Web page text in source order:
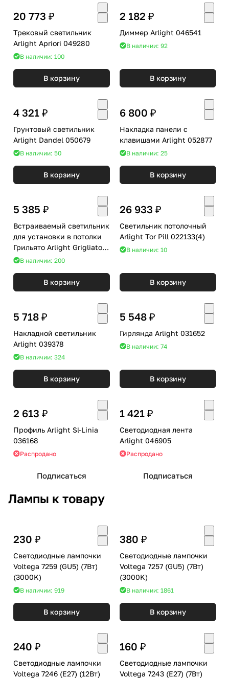
20 773 ₽
Трековый светильник
Arlight Apriori 049280
В наличии: 100
В корзину
2 182 ₽
Диммер Arlight 046541
В наличии: 92
В корзину
4 321 ₽
Грунтовый светильник
Arlight Dandel 050679
В наличии: 50
В корзину
6 800 ₽
Накладка панели с
клавишами Arlight 052877
В наличии: 25
В корзину
5 385 ₽
Встраиваемый светильник
для установки в потолки
Грильято Arlight Grigliato
038335(1)
В наличии: 200
В корзину
26 933 ₽
Светильник потолочный
Arlight Tor Pill 022133(4)
В наличии: 10
В корзину
5 718 ₽
Накладной светильник
Arlight 039378
В наличии: 324
В корзину
5 548 ₽
Гирлянда Arlight 031652
В наличии: 74
В корзину
2 613 ₽
Профиль Arlight Sl-Linia
036168
Распродано
Подписаться
1 421 ₽
Светодиодная лента
Arlight 046905
Распродано
Подписаться
Лампы к товару
230 ₽
Светодиодные лампочки
Voltega 7259 (GU5) (7Вт)
(3000K)
В наличии: 919
В корзину
380 ₽
Светодиодные лампочки
Voltega 7257 (GU5) (7Вт)
(3000K)
В наличии: 1861
В корзину
240 ₽
Светодиодные лампочки
Voltega 7246 (E27) (12Вт)
160 ₽
Светодиодные лампочки
Voltega 7243 (E27) (7Вт)